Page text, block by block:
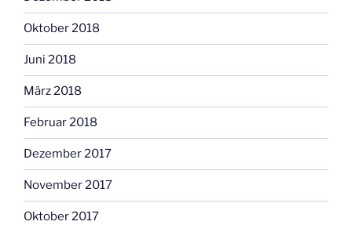
Oktober 2018
Juni 2018
März 2018
Februar 2018
Dezember 2017
November 2017
Oktober 2017